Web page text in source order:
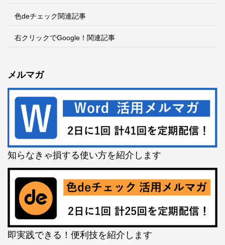
色deチェック関連記事
右クリックでGoogle！関連記事
メルマガ
知らなきゃ損する使い方を紹介します
即実践できる！便利技を紹介します